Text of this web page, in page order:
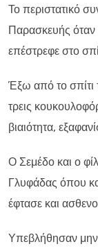
Το περιστατικό
Παρασκευής όταν
επέστρεφε στο
Έξω από το σπίτι
τρεις
βιαιότητα,
Ο Σεμέδο και ο
Γλυφάδας όπου
έφτασε και
Υπεβλήθησαν